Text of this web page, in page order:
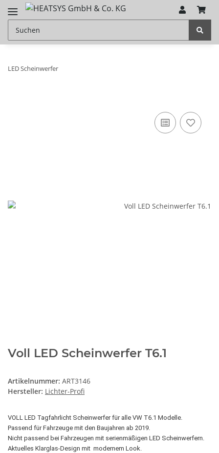
LED Scheinwerfer
Voll LED Scheinwerfer T6.1
Artikelnummer: ART3146
Hersteller: Lichter-Profi
VOLL LED Tagfahrlicht Scheinwerfer für alle VW T6.1 Modelle.
Passend für Fahrzeuge mit den Baujahren ab 2019.
Nicht passend bei Fahrzeugen mit serienmäßigen LED Scheinwerfern.
Aktuelles Klarglas-Design mit modernem Look.